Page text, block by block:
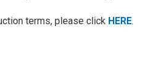
terms, please click HERE.